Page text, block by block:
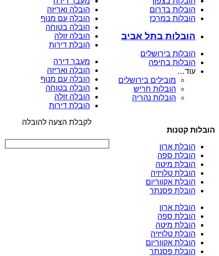
הובלות בדרום
הובלות במרכז
הובלות בתל אביב
הובלות בירושלים
הובלות בחיפה
עוד…
מובילים בירושלים
הובלות חריש
הובלות נהריה
הובלה ואריזה
הובלה עם מנוף
הובלה בטוחה
הובלה זולה
הובלת דירות
מעבר דירה
הובלה ואריזה
הובלה עם מנוף
הובלה בטוחה
הובלה זולה
הובלת דירות
הובלות קטנות
הובלת ארון
הובלת ספה
הובלת מיטה
הובלת טלויזיה
הובלת אקווריום
הובלת פסנתר
הובלת ארון
הובלת ספה
הובלת מיטה
הובלת טלויזיה
הובלת אקווריום
הובלת פסנתר
לקבלת הצעה להובלה